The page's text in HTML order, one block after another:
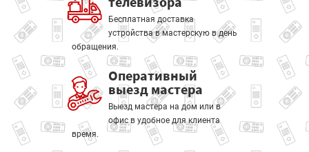
Бесплатная доставка
устройства в мастерскую в день
обращения.
Оперативный
выезд мастера
Выезд мастера на дом или в
офис в удобное для клиента
время.